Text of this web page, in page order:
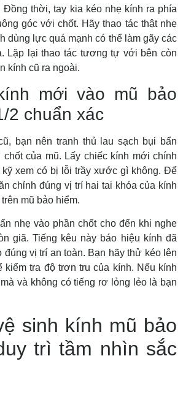
Đồng thời, tay kia kéo nhẹ kính ra phía
góc với chốt. Hãy thao tác thật nhẹ
dùng lực quá mạnh có thể làm gãy các
Lặp lại thao tác tương tự với bên còn
kính cũ ra ngoài.
mới vào mũ bảo
2 chuẩn xác
bạn nên tranh thủ lau sạch bụi bẩn
chốt của mũ. Lấy chiếc kính mới chính
kỹ xem có bị lỗi trầy xước gì không. Để
chỉnh đúng vị trí hai tai khóa của kính
mũ bảo hiểm.
nhẹ vào phần chốt cho đến khi nghe
giã. Tiếng kêu này báo hiệu kính đã
vị trí an toàn. Bạn hãy thử kéo lên
kiểm tra độ trơn tru của kính. Nếu kính
và không có tiếng rơ lỏng lẻo là bạn
sinh kính mũ bảo
trì tầm nhìn sắc